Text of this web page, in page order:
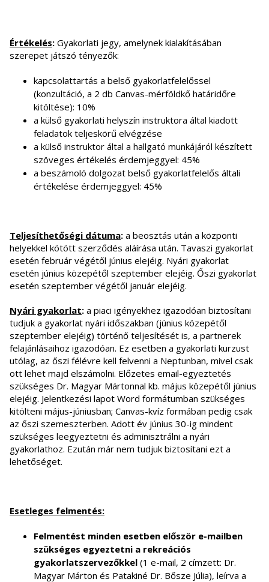
Értékelés: Gyakorlati jegy, amelynek kialakításában
szerepet játszó tényezők:
kapcsolattartás a belső gyakorlatfelelőssel
(konzultáció, a 2 db Canvas-mérföldkő határidőre
kitöltése): 10%
a külső gyakorlati helyszín instruktora által kiadott
feladatok teljeskörű elvégzése
a külső instruktor által a hallgató munkájáról készített
szöveges értékelés érdemjeggyel: 45%
a beszámoló dolgozat belső gyakorlatfelelős általi
értékelése érdemjeggyel: 45%
Teljesíthetőségi dátuma: a beosztás után a központi
helyekkel kötött szerződés aláírása után. Tavaszi gyakorlat
esetén február végétől június elejéig. Nyári gyakorlat
esetén június közepétől szeptember elejéig. Őszi gyakorlat
esetén szeptember végétől január elejéig.
Nyári gyakorlat: a piaci igényekhez igazodóan biztosítani
tudjuk a gyakorlat nyári időszakban (június közepétől
szeptember elejéig) történő teljesítését is, a partnerek
felajánlásaihoz igazodóan. Ez esetben a gyakorlati kurzust
utólag, az őszi félévre kell felvenni a Neptunban, mivel csak
ott lehet majd elszámolni. Előzetes email-egyeztetés
szükséges Dr. Magyar Mártonnal kb. május közepétől június
elejéig. Jelentkezési lapot Word formátumban szükséges
kitölteni május-júniusban; Canvas-kvíz formában pedig csak
az őszi szemeszterben. Adott év június 30-ig mindent
szükséges leegyeztetni és adminisztrálni a nyári
gyakorlathoz. Ezután már nem tudjuk biztosítani ezt a
lehetőséget.
Esetleges felmentés:
Felmentést minden esetben először e-mailben
szükséges egyeztetni a rekreációs
gyakorlatszervezőkkel (1 e-mail, 2 címzett: Dr.
Magyar Márton és Patakiné Dr. Bősze Júlia), leírva a